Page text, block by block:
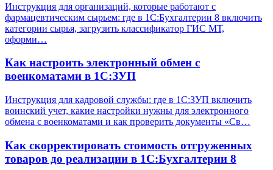
Инструкция для организаций, которые работают с
фармацевтическим сырьем: где в 1С:Бухгалтерии 8 включить
категории сырья, загрузить классификатор ГИС МТ,
оформи…
Как настроить электронный обмен с
военкоматами в 1С:ЗУП
Инструкция для кадровой службы: где в 1С:ЗУП включить
воинский учет, какие настройки нужны для электронного
обмена с военкоматами и как проверить документы «Св…
Как скорректировать стоимость отгруженных
товаров до реализации в 1С:Бухгалтерии 8